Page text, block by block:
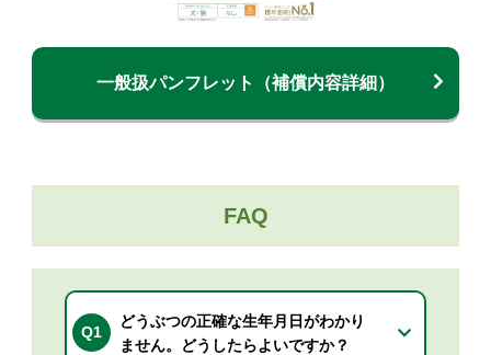
一般扱パンフレット（補償内容詳細）
FAQ
Q1
どうぶつの正確な生年月日がわかり
ません。どうしたらよいですか？